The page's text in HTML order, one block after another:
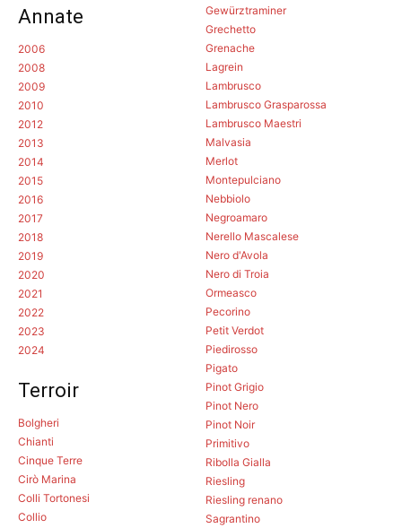
Annate
2006
2008
2009
2010
2012
2013
2014
2015
2016
2017
2018
2019
2020
2021
2022
2023
2024
Terroir
Bolgheri
Chianti
Cinque Terre
Cirò Marina
Colli Tortonesi
Collio
Gewürztraminer
Grechetto
Grenache
Lagrein
Lambrusco
Lambrusco Grasparossa
Lambrusco Maestri
Malvasia
Merlot
Montepulciano
Nebbiolo
Negroamaro
Nerello Mascalese
Nero d'Avola
Nero di Troia
Ormeasco
Pecorino
Petit Verdot
Piedirosso
Pigato
Pinot Grigio
Pinot Nero
Pinot Noir
Primitivo
Ribolla Gialla
Riesling
Riesling renano
Sagrantino